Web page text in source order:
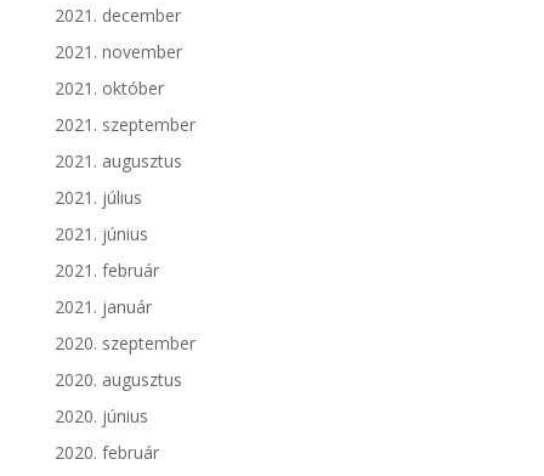
2021. december
2021. november
2021. október
2021. szeptember
2021. augusztus
2021. július
2021. június
2021. február
2021. január
2020. szeptember
2020. augusztus
2020. június
2020. február